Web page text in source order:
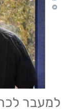
למעבר